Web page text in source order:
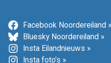
Facebook Noordereiland »
Bluesky Noordereiland »
Insta Eilandnieuws »
Insta foto's »